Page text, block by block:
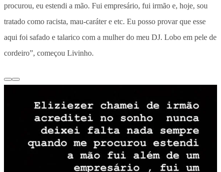
procurou, eu estendi a mão. Fui empresário, fui irmão e, hoje, sou
tratado como racista, mau-caráter e etc. Eu posso provar que esse
aqui foi safado e talarico com a mulher do meu DJ. Lobo em pele de
cordeiro”, começou Livinho.